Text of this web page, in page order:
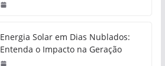
Energia Solar em Dias Nublados:
Entenda o Impacto na Geração